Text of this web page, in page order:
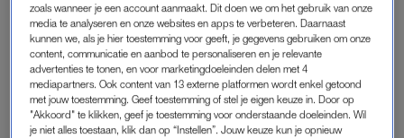
Onder meer de familie van de vermiste Tanja Groen en de
nabestaanden van de omgebrachte jongen Nicky Verstappen
waren bij de dienst aanwezig. Ook burgemeester Femke
Halsema van Amsterdam en de medewerkers van RTL
Boulevardwaren aanwezig.
zoals wanneer je een account aanmaakt. Dit doen we om het gebruik van onze
media te analyseren en onze websites en apps te verbeteren. Daarnaast
kunnen we, als je hier toestemming voor geeft, je gegevens gebruiken om onze
content, communicatie en aanbod te personaliseren en je relevante
advertenties te tonen, en voor marketingdoeleinden delen met 4
mediapartners. Ook content van 13 externe platformen wordt enkel getoond
met jouw toestemming. Geef toestemming of stel je eigen keuze in. Door op
"Akkoord" te klikken, geef je toestemming voor onderstaande doeleinden. Wil
je niet alles toestaan, klik dan op “Instellen”. Jouw keuze kun je opnieuw